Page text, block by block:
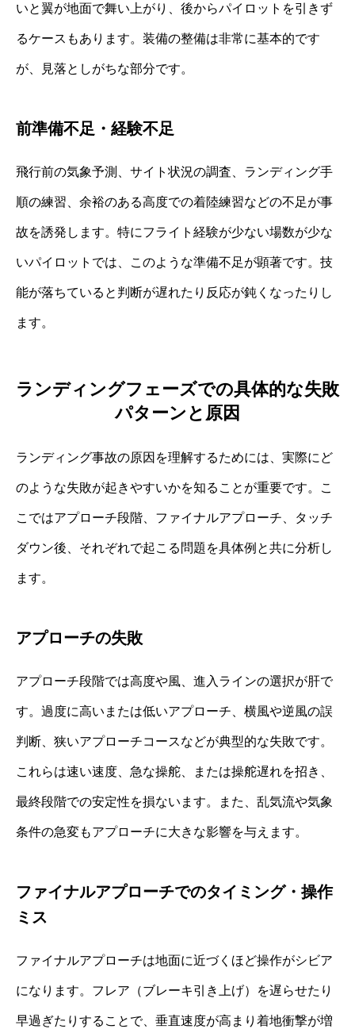
いと翼が地面で舞い上がり、後からパイロットを引きず
るケースもあります。装備の整備は非常に基本的です
が、見落としがちな部分です。
前準備不足・経験不足
飛行前の気象予測、サイト状況の調査、ランディング手
順の練習、余裕のある高度での着陸練習などの不足が事
故を誘発します。特にフライト経験が少ない場数が少な
いパイロットでは、このような準備不足が顕著です。技
能が落ちていると判断が遅れたり反応が鈍くなったりし
ます。
ランディングフェーズでの具体的な失敗
パターンと原因
ランディング事故の原因を理解するためには、実際にど
のような失敗が起きやすいかを知ることが重要です。こ
こではアプローチ段階、ファイナルアプローチ、タッチ
ダウン後、それぞれで起こる問題を具体例と共に分析し
ます。
アプローチの失敗
アプローチ段階では高度や風、進入ラインの選択が肝で
す。過度に高いまたは低いアプローチ、横風や逆風の誤
判断、狭いアプローチコースなどが典型的な失敗です。
これらは速い速度、急な操舵、または操舵遅れを招き、
最終段階での安定性を損ないます。また、乱気流や気象
条件の急変もアプローチに大きな影響を与えます。
ファイナルアプローチでのタイミング・操作
ミス
ファイナルアプローチは地面に近づくほど操作がシビア
になります。フレア（ブレーキ引き上げ）を遅らせたり
早過ぎたりすることで、垂直速度が高まり着地衝撃が増